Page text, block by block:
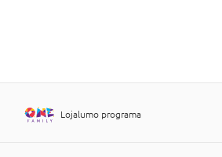
Lojalumo programa